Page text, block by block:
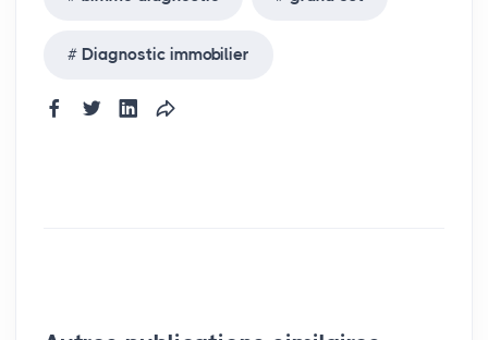
Diagnostic immobilier